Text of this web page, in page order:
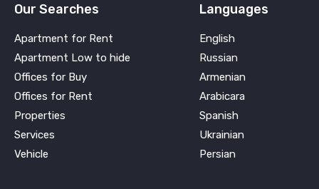
Our Searches
Apartment for Rent
Apartment Low to hide
Offices for Buy
Offices for Rent
Properties
Services
Vehicle
Languages
English
Russian
Armenian
Arabicara
Spanish
Ukrainian
Persian